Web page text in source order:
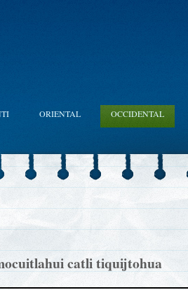
ORIENTAL OCCIDENTAL
catli tiquijtohua